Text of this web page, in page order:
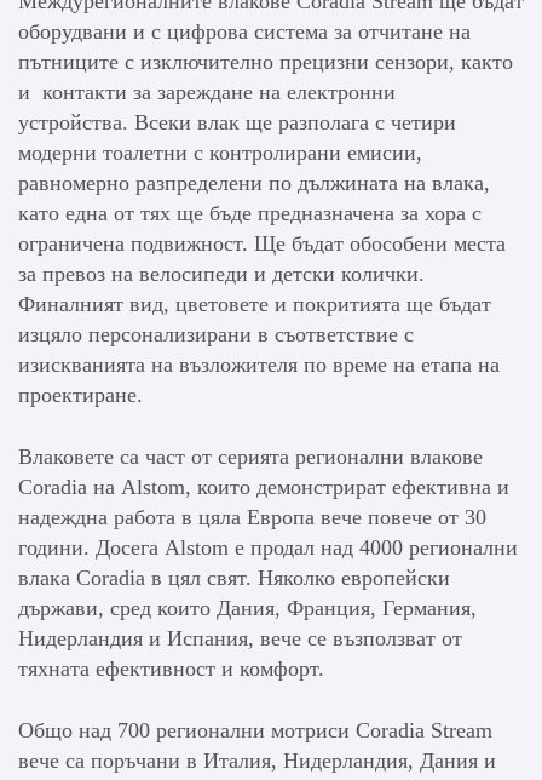
оборудвани и с цифрова система за отчитане на
пътниците с изключително прецизни сензори, както
и контакти за зареждане на електронни
устройства. Всеки влак ще разполага с четири
модерни тоалетни с контролирани емисии,
равномерно разпределени по дължината на влака,
като една от тях ще бъде предназначена за хора с
ограничена подвижност. Ще бъдат обособени места
за превоз на велосипеди и детски колички.
Финалният вид, цветовете и покритията ще бъдат
изцяло персонализирани в съответствие с
изискванията на възложителя по време на етапа на
проектиране.
Влаковете са част от серията регионални влакове
Coradia на Alstom, които демонстрират ефективна и
надеждна работа в цяла Европа вече повече от 30
години. Досега Alstom е продал над 4000 регионални
влака Coradia в цял свят. Няколко европейски
държави, сред които Дания, Франция, Германия,
Нидерландия и Испания, вече се възползват от
тяхната ефективност и комфорт.
Общо над 700 регионални мотриси Coradia Stream
вече са поръчани в Италия, Нидерландия, Дания и